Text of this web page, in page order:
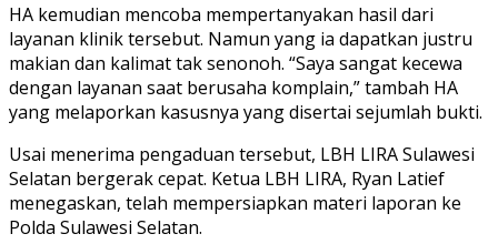
HA kemudian mencoba mempertanyakan hasil dari
layanan klinik tersebut. Namun yang ia dapatkan justru
makian dan kalimat tak senonoh. “Saya sangat kecewa
dengan layanan saat berusaha komplain,” tambah HA
yang melaporkan kasusnya yang disertai sejumlah bukti.
Usai menerima pengaduan tersebut, LBH LIRA Sulawesi
Selatan bergerak cepat. Ketua LBH LIRA, Ryan Latief
menegaskan, telah mempersiapkan materi laporan ke
Polda Sulawesi Selatan.